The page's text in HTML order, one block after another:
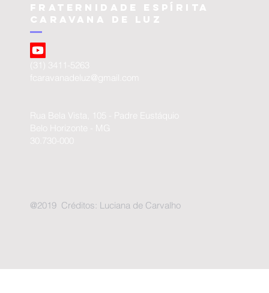
Fraternidade Espírita
Caravana de luz
(31) 3411-5263
fcaravanadeluz@gmail.com
Rua Bela Vista, 105 - Padre Eustáquio
Belo Horizonte - MG
30.730-000
@2019 Créditos: Luciana de Carvalho